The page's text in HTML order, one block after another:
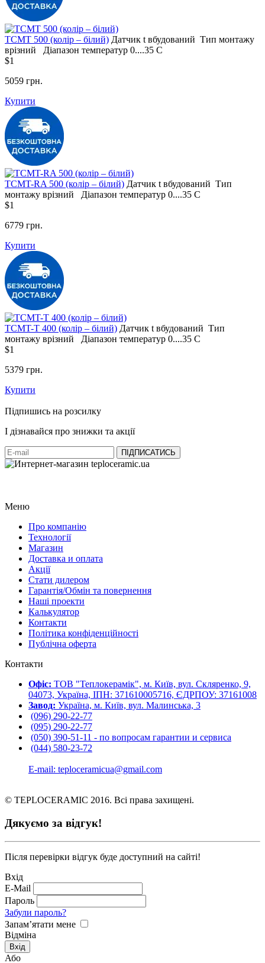
ТСМT 500 (колір – білий) Датчик t вбудований Тип монтажу
врізний
Діапазон температур 0....35 С
$1
5059 грн.
Купити
ТСМT-RA 500 (колір – білий) Датчик t вбудований Тип
монтажу врізний Діапазон температур 0....35 С
$1
6779 грн.
Купити
ТСМT-T 400 (колір – білий) Датчик t вбудований Тип
монтажу врізний Діапазон температур 0....35 С
$1
5379 грн.
Купити
Підпишись на розсилку
І дізнавайся про знижки та акції
Меню
Про компанію
Технології
Магазин
Доставка и оплата
Акції
Стати дилером
Гарантія/Обмін та повернення
Наші проекти
Калькулятор
Контакти
Політика конфіденційності
Публічна оферта
Контакти
Офіс: ТОВ "Теплокерамік", м. Київ, вул. Скляренко, 9,
04073, Україна, ІПН: 371610005716, ЄДРПОУ: 37161008
Завод: Україна, м. Київ, вул. Малинська, 3
(096) 290-22-77
(095) 290-22-77
(050) 390-51-11 - по вопросам гарантии и cервиса
(044) 580-23-72
E-mail: teploceramicua@gmail.com
© TEPLOCERAMIC 2016. Всі права захищені.
Дякуємо за відгук!
Після перевірки відгук буде доступний на сайті!
Вхід
E-Mail
Пароль
Забули пароль?
Запам’ятати мене
Відміна
Або